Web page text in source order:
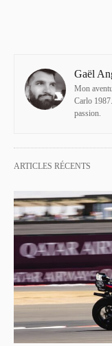
Gaël
Mon
Carlo
passion.
ARTICLES RÉCENTS